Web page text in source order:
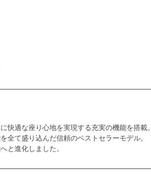
快適な座り心地を実現する充実の機能を搭載。
全て盛り込んだ信頼のベストセラーモデル。
と進化しました。